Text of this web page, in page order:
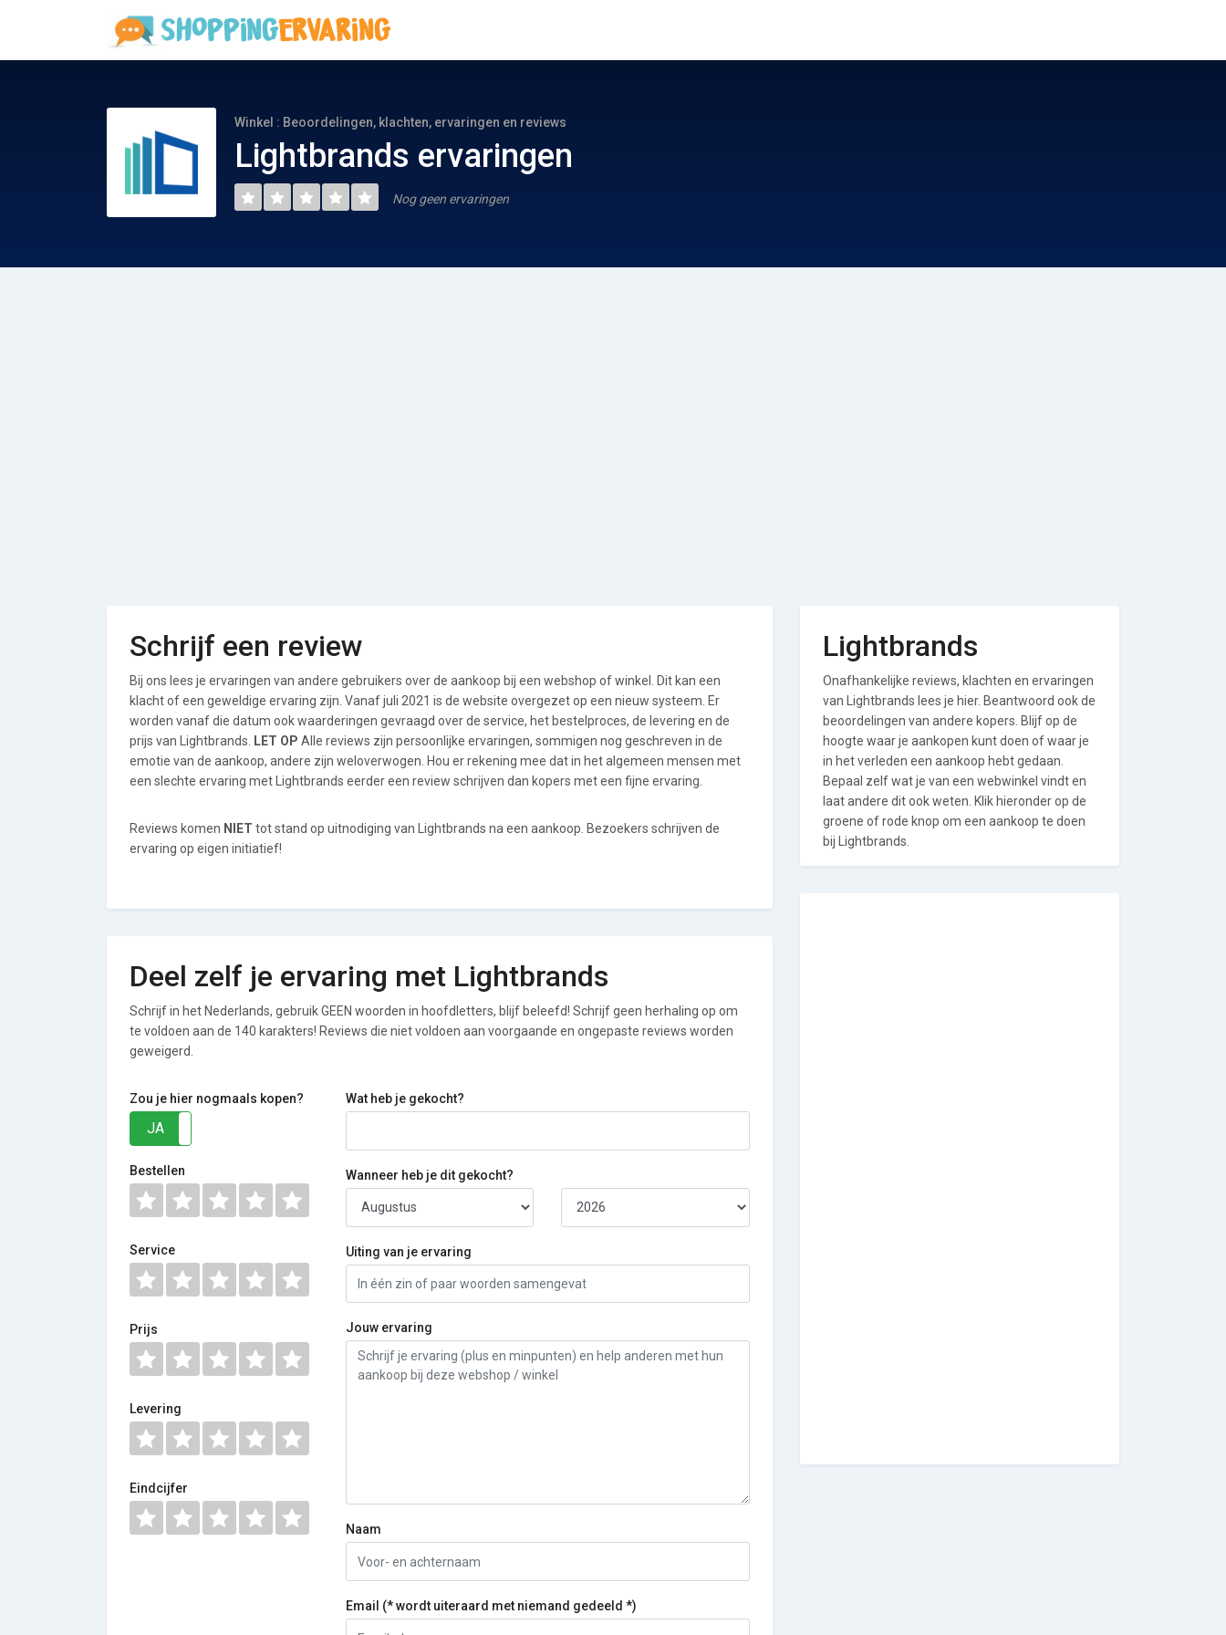
Winkel : Beoordelingen, klachten, ervaringen en reviews
Lightbrands ervaringen
Nog geen ervaringen
Schrijf een review
Bij ons lees je ervaringen van andere gebruikers over de aankoop bij een webshop of winkel. Dit kan een
klacht of een geweldige ervaring zijn. Vanaf juli 2021 is de website overgezet op een nieuw systeem. Er
worden vanaf die datum ook waarderingen gevraagd over de service, het bestelproces, de levering en de
prijs van Lightbrands.
LET OP Alle reviews zijn persoonlijke ervaringen, sommigen nog geschreven in de
emotie van de aankoop, andere zijn weloverwogen. Hou er rekening mee dat in het algemeen mensen met
een slechte ervaring met Lightbrands eerder een review schrijven dan kopers met een fijne ervaring.
Reviews komen NIET tot stand op uitnodiging van Lightbrands na een aankoop. Bezoekers schrijven de
ervaring op eigen initiatief!
Deel zelf je ervaring met Lightbrands
Schrijf in het Nederlands, gebruik GEEN woorden in hoofdletters, blijf beleefd! Schrijf geen herhaling op om
te voldoen aan de 140 karakters! Reviews die niet voldoen aan voorgaande en ongepaste reviews worden
geweigerd.
Zou je hier nogmaals kopen?
JA
Bestellen
Service
Prijs
Levering
Eindcijfer
Wat heb je gekocht?
Wanneer heb je dit gekocht?
Uiting van je ervaring
Jouw ervaring
Naam
Email (* wordt uiteraard met niemand gedeeld *)
Lightbrands
Onafhankelijke reviews, klachten en ervaringen
van Lightbrands lees je hier. Beantwoord ook de
beoordelingen van andere kopers. Blijf op de
hoogte waar je aankopen kunt doen of waar je
in het verleden een aankoop hebt gedaan.
Bepaal zelf wat je van een webwinkel vindt en
laat andere dit ook weten. Klik hieronder op de
groene of rode knop om een aankoop te doen
bij Lightbrands.